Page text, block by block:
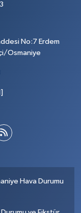
No:7 Erdem
Osmaniye
Hava Durumu